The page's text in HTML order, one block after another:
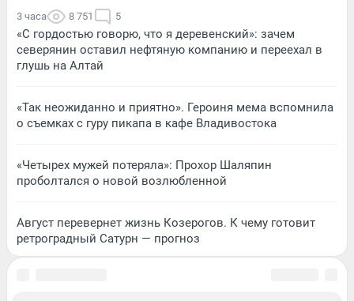
3 часа 8 751 5
«С гордостью говорю, что я деревенский»: зачем
северянин оставил нефтяную компанию и переехал в
глушь на Алтай
«Так неожиданно и приятно». Героиня мема вспомнила
о съемках с гуру пикапа в кафе Владивостока
«Четырех мужей потеряла»: Прохор Шаляпин
проболтался о новой возлюбленной
Август перевернет жизнь Козерогов. К чему готовит
ретроградный Сатурн — прогноз